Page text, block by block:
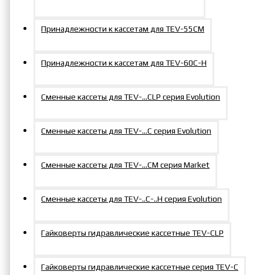
Принадлежности к кассетам для TEV-55СM
Принадлежности к кассетам для TEV-60С-Н
Сменные кассеты для TEV-…CLP серия Evolution
Сменные кассеты для TEV-...C серия Evolution
Сменные кассеты для TEV-...СM серия Market
Сменные кассеты для TEV-..C-..H серия Evolution
Гайковерты гидравлические кассетные TEV-CLP
Гайковерты гидравлические кассетные серия TEV-C